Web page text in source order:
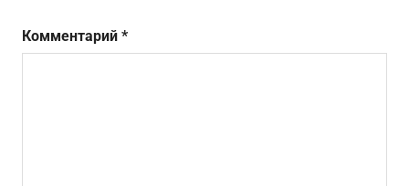
Комментарий *